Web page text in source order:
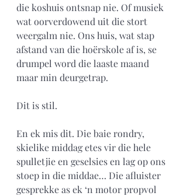
die koshuis ontsnap nie. Of musiek
wat oorverdowend uit die stort
weergalm nie. Ons huis, wat stap
afstand van die hoërskole af is, se
drumpel word die laaste maand
maar min deurgetrap.
Dit is stil.
En ek mis dit. Die baie rondry,
skielike middag etes vir die hele
spulletjie en geselsies en lag op ons
stoep in die middae… Die afluister
gesprekke as ek ‘n motor propvol